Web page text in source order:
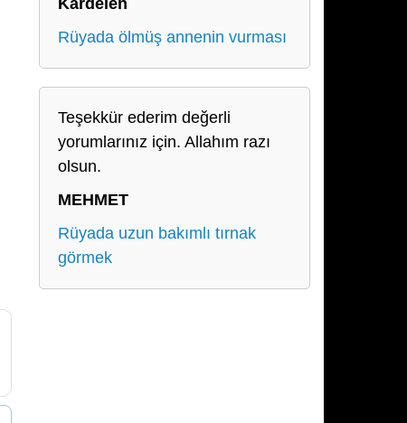
Kardelen
Rüyada ölmüş annenin vurması
Teşekkür ederim değerli
yorumlarınız için. Allahım razı
olsun.
MEHMET
Rüyada uzun bakımlı tırnak
görmek